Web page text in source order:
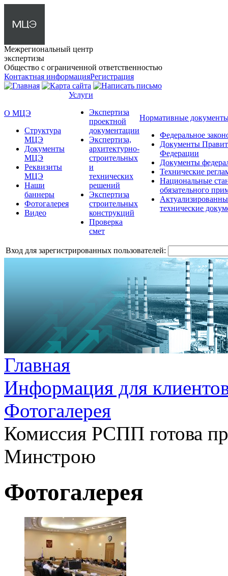
Межрегиональный центр
экспертизы
Общество с ограниченной ответственностью
Контактная информацияРегистрация
О МЦЭ
Структура
МЦЭ
Документы
МЦЭ
Реквизиты
МЦЭ
Наши
баннеры
Фотогалерея
Видео
Услуги
Экспертиза
проектной
документации
Экспертиза,
архитектурно-
строительных
и
технических
решений
Экспертиза
строительных
конструкций
Проверка
смет
Нормативные
Федеральное
Документы
Федерации
Документы
Технические
Национальные
обязательного
технические
Вход для зарегистрированных пользователей:
Главная
Информация для
Фотогалерея
Комиссия РСПП готова
Минстрою
Фотогалерея